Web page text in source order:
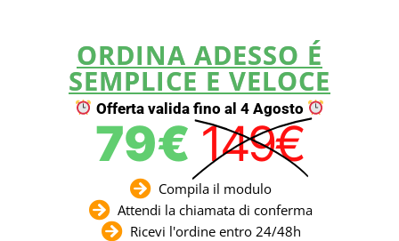
ORDINA ADESSO É
SEMPLICE E VELOCE
Offerta valida fino al 4 Agosto
79€ 149€
Compila il modulo
Attendi la chiamata di conferma
Ricevi l'ordine entro 24/48h